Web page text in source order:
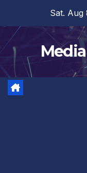
content
Sat. Aug